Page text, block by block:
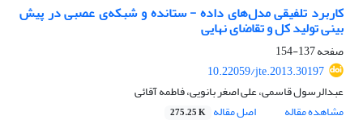
کاربرد تلفیقی مدل‌های داده - ستانده و شبکه‌ی عصبی در پیش
بینی تولید کل و تقاضای نهایی
صفحه137-154
10.22059/jte.2013.30197
عبدالرسول قاسمی، علی اصغر بانویی، فاطمه آقائی
مشاهده مقاله
اصل مقاله 275.25 K